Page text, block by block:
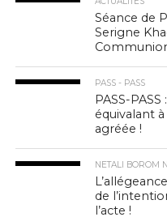
Séance de
Serigne
PASS - PASS
PASS-
équivalant
agréée !
NETALI BOROM
de
l’acte !